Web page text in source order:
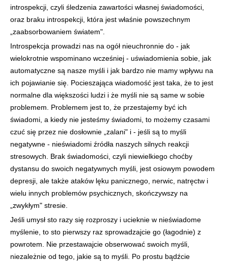
introspekcji, czyli śledzenia zawartości własnej świadomości,
oraz braku introspekcji, która jest właśnie powszechnym
„zaabsorbowaniem światem".
Introspekcja prowadzi nas na ogół nieuchronnie do - jak
wielokrotnie wspominano wcześniej - uświadomienia sobie, jak
automatyczne są nasze myśli i jak bardzo nie mamy wpływu na
ich pojawianie się. Pocieszająca wiadomość jest taka, że to jest
normalne dla większości ludzi i że myśli nie są same w sobie
problemem. Problemem jest to, że przestajemy być ich
świadomi, a kiedy nie jesteśmy świadomi, to możemy czasami
czuć się przez nie dosłownie „zalani" i - jeśli są to myśli
negatywne - nieświadomi źródła naszych silnych reakcji
stresowych. Brak świadomości, czyli niewielkiego choćby
dystansu do swoich negatywnych myśli, jest osiowym powodem
depresji, ale także ataków lęku panicznego, nerwic, natręctw i
wielu innych problemów psychicznych, skończywszy na
„zwykłym" stresie.
Jeśli umysł sto razy się rozproszy i ucieknie w nieświadome
myślenie, to sto pierwszy raz sprowadzajcie go (łagodnie) z
powrotem. Nie przestawajcie obserwować swoich myśli,
niezależnie od tego, jakie są to myśli. Po prostu bądźcie